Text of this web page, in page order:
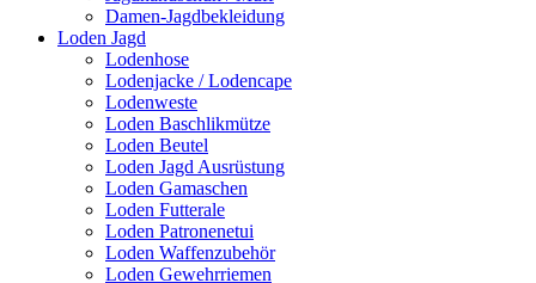
Damen-Jagdbekleidung
Loden Jagd
Lodenhose
Lodenjacke / Lodencape
Lodenweste
Loden Baschlikmütze
Loden Beutel
Loden Jagd Ausrüstung
Loden Gamaschen
Loden Futterale
Loden Patronenetui
Loden Waffenzubehör
Loden Gewehrriemen